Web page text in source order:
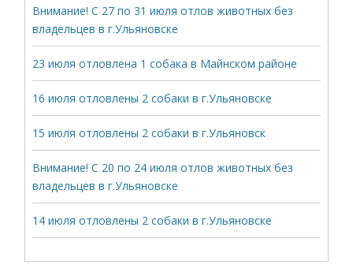
Внимание! С 27 по 31 июля отлов животных без
владельцев в г.Ульяновске
23 июля отловлена 1 собака в Майнском районе
16 июля отловлены 2 собаки в г.Ульяновске
15 июля отловлены 2 собаки в г.Ульяновск
Внимание! С 20 по 24 июля отлов животных без
владельцев в г.Ульяновске
14 июля отловлены 2 собаки в г.Ульяновске